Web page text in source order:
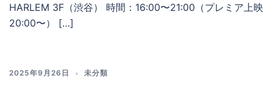
HARLEM 3F（渋谷） 時間：16:00〜21:00（プレミア上映
20:00〜） […]
2025年9月26日 未分類